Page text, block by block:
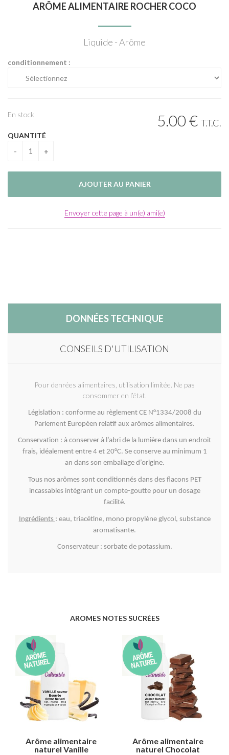
ARÔME ALIMENTAIRE ROCHER COCO
Liquide - Arôme
conditionnement :
5.00€ T.T.C.
En stock
QUANTITÉ
Envoyer cette page à un(e) ami(e)
DONNÉES TECHNIQUE
CONSEILS D'UTILISATION
Pour denrées alimentaires, utilisation limitée. Ne pas
consommer en l’état.
Législation : conforme au règlement CE N°1334/2008 du
Parlement Européen relatif aux arômes alimentaires.
Conservation : à conserver à l’abri de la lumière dans un endroit
frais, idéalement entre 4 et 20°C. Se conserve au minimum 1
an dans son emballage d’origine.
Tous nos arômes sont conditionnés dans des flacons PET
incassables intégrant un compte-goutte pour un dosage
facilité.
Ingrédients : eau, triacétine, mono propylène glycol, substance
aromatisante.
Conservateur : sorbate de potassium.
AROMES NOTES SUCRÉES
Arôme alimentaire
naturel Vanille
Arôme alimentaire
naturel Chocolat